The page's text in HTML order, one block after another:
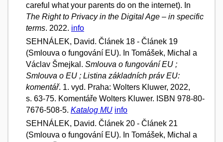
careful what your parents do on the internet). In
The Right to Privacy in the Digital Age – in specific
terms. 2022. info
SEHNÁLEK, David. Článek 18 - Článek 19
(Smlouva o fungování EU). In Tomášek, Michal a
Václav Šmejkal. Smlouva o fungování EU ;
Smlouva o EU ; Listina základních práv EU:
komentář. 1. vyd. Praha: Wolters Kluwer, 2022,
s. 63-75. Komentáře Wolters Kluwer. ISBN 978-80-
7676-508-5. Katalog MU info
SEHNÁLEK, David. Článek 20 - Článek 21
(Smlouva o fungování EU). In Tomášek, Michal a